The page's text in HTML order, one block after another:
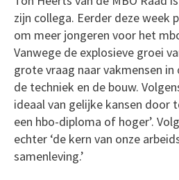
zijn collega. Eerder deze week
om meer jongeren voor het
Vanwege de explosieve groei
grote vraag naar vakmensen
de techniek en de bouw.
ideaal van gelijke kansen door
een hbo-diploma of hoger’.
echter ‘de kern van onze
samenleving.’